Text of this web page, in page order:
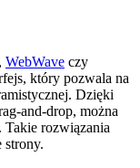
, WebWave czy
który pozwala na
Dzięki
and-drop, można
rozwiązania
strony.